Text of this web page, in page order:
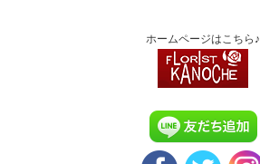
ホームページはこちら♪